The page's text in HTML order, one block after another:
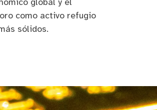
global y el
como activo refugio
sólidos.